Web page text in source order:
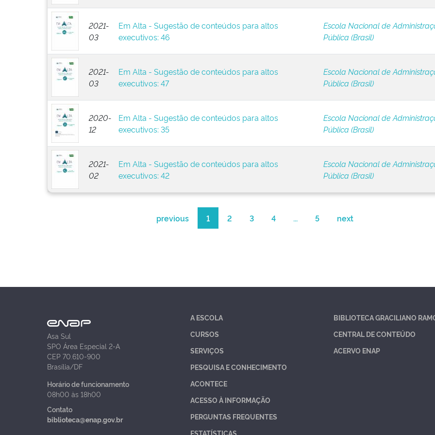
2021-
03
Em Alta - Sugestão de conteúdos para altos
executivos: 46
Escola Nacional de
Pública (Brasil)
2021-
03
Em Alta - Sugestão de conteúdos para altos
executivos: 47
Escola Nacional de
Pública (Brasil)
2020-
12
Em Alta - Sugestão de conteúdos para altos
executivos: 35
Escola Nacional de
Pública (Brasil)
2021-
02
Em Alta - Sugestão de conteúdos para altos
executivos: 42
Escola Nacional de
Pública (Brasil)
previous 1 2 3 4 ... 5 next
Asa Sul
SPO Área Especial 2-A
CEP 70.610-900
Brasília/DF
Horário de funcionamento
08h00 às 18h00
Contato
biblioteca@enap.gov.br
A ESCOLA
CURSOS
SERVIÇOS
PESQUISA E CONHECIMENTO
ACONTECE
ACESSO À INFORMAÇÃO
PERGUNTAS FREQUENTES
ESTATÍSTICAS
BIBLIOTECA GRACILIANO
CENTRAL DE CONTEÚDO
ACERVO ENAP